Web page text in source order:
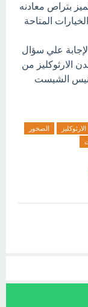
بتراص معادنه
المتاحة
علي سؤال
الارثوكليز من
الشيست
الارثوكليز
الصخور